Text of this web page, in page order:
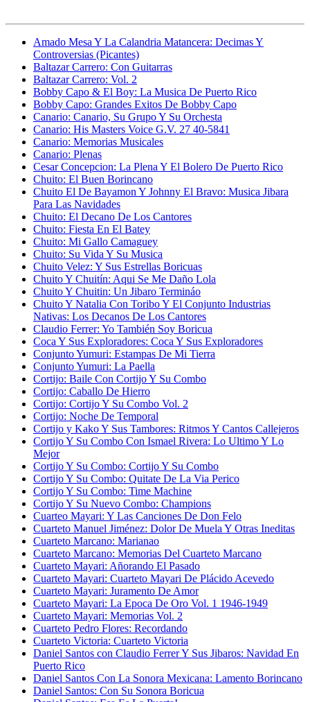
Amado Mesa Y La Calandria Matancera: Decimas Y
Controversias (Picantes)
Baltazar Carrero: Con Guitarras
Baltazar Carrero: Vol. 2
Bobby Capo & El Boy: La Musica De Puerto Rico
Bobby Capo: Grandes Exitos De Bobby Capo
Canario: Canario, Su Grupo Y Su Orchesta
Canario: His Masters Voice G.V. 27 40-5841
Canario: Memorias Musicales
Canario: Plenas
Cesar Concepcion: La Plena Y El Bolero De Puerto Rico
Chuito: El Buen Borincano
Chuito El De Bayamon Y Johnny El Bravo: Musica Jibara
Para Las Navidades
Chuito: El Decano De Los Cantores
Chuito: Fiesta En El Batey
Chuito: Mi Gallo Camaguey
Chuito: Su Vida Y Su Musica
Chuito Velez: Y Sus Estrellas Boricuas
Chuito Y Chuitín: Aqui Se Me Daño Lola
Chuito Y Chuitin: Un Jibaro Termináo
Chuito Y Natalia Con Toribo Y El Conjunto Industrias
Nativas: Los Decanos De Los Cantores
Claudio Ferrer: Yo También Soy Boricua
Coca Y Sus Exploradores: Coca Y Sus Exploradores
Conjunto Yumuri: Estampas De Mi Tierra
Conjunto Yumuri: La Paella
Cortijo: Baile Con Cortijo Y Su Combo
Cortijo: Caballo De Hierro
Cortijo: Cortijo Y Su Combo Vol. 2
Cortijo: Noche De Temporal
Cortijo y Kako Y Sus Tambores: Ritmos Y Cantos Callejeros
Cortijo Y Su Combo Con Ismael Rivera: Lo Ultimo Y Lo
Mejor
Cortijo Y Su Combo: Cortijo Y Su Combo
Cortijo Y Su Combo: Quitate De La Via Perico
Cortijo Y Su Combo: Time Machine
Cortijo Y Su Nuevo Combo: Champions
Cuarteo Mayari: Y Las Canciones De Don Felo
Cuarteto Manuel Jiménez: Dolor De Muela Y Otras Ineditas
Cuarteto Marcano: Marianao
Cuarteto Marcano: Memorias Del Cuarteto Marcano
Cuarteto Mayari: Añorando El Pasado
Cuarteto Mayari: Cuarteto Mayari De Plácido Acevedo
Cuarteto Mayari: Juramento De Amor
Cuarteto Mayari: La Epoca De Oro Vol. 1 1946-1949
Cuarteto Mayari: Memorias Vol. 2
Cuarteto Pedro Flores: Recordando
Cuarteto Victoria: Cuarteto Victoria
Daniel Santos con Claudio Ferrer Y Sus Jibaros: Navidad En
Puerto Rico
Daniel Santos Con La Sonora Mexicana: Lamento Borincano
Daniel Santos: Con Su Sonora Boricua